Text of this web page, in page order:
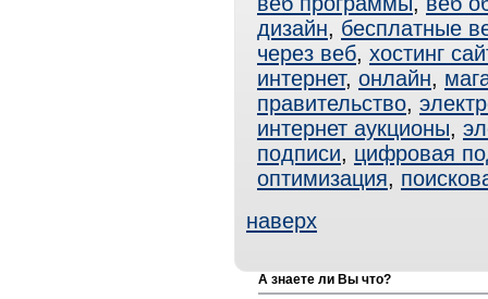
дизайн, бесплатные
через веб, хостинг
интернет, онлайн,
правительство,
интернет аукционы,
подписи, цифровая
оптимизация,
наверх
А знаете ли Вы что?